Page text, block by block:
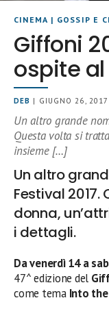
CINEMA | GOSSIP E
Giffoni
ospite
DEB | GIUGNO 26, 2017
Un altro grande
Questa volta si
insieme […]
Un altro
Festival
donna,
i dettagli.
Da venerdì 14 a
47^ edizione del
come tema Into